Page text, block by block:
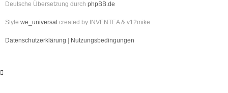
Deutsche Übersetzung durch phpBB.de
Style we_universal created by INVENTEA & v12mike
Datenschutzerklärung Nutzungsbedingungen